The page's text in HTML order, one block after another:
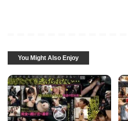
You Might Also Enjoy